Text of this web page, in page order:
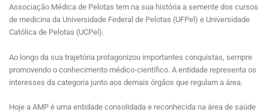
Associação Médica de Pelotas tem na sua história a semente dos cursos
de medicina da Universidade Federal de Pelotas (UFPel) e Universidade
Católica de Pelotas (UCPel).
Ao longo da sua trajetória protagonizou importantes conquistas, sempre
promovendo o conhecimento médico-científico. A entidade representa os
interesses da categoria junto aos demais órgãos que regulam a área.
Hoje a AMP é uma entidade consolidada e reconhecida na área de saúde